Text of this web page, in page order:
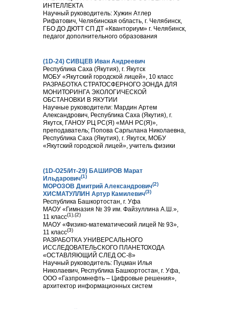
ИНТЕЛЛЕКТА
Научный руководитель: Хужин Атлер
Рифатович, Челябинская область, г. Челябинск,
ГБО ДО ДЮТТ СП ДТ «Кванториум» г. Челябинск,
педагог дополнительного образования
(1D-24) СИВЦЕВ Иван Андреевич
Республика Саха (Якутия), г. Якутск
МОБУ «Якутский городской лицей», 10 класс
РАЗРАБОТКА СТРАТОСФЕРНОГО ЗОНДА ДЛЯ
МОНИТОРИНГА ЭКОЛОГИЧЕСКОЙ
ОБСТАНОВКИ В ЯКУТИИ
Научные руководители: Мардин Артем
Александрович, Республика Саха (Якутия), г.
Якутск, ГАНОУ РЦ РС(Я) «МАН РС(Я)»,
преподаватель; Попова Саргылана Николаевна,
Республика Саха (Якутия), г. Якутск, МОБУ
«Якутский городской лицей», учитель физики
(1D-О25/Ит-29) БАШИРОВ Марат
Ильдарович(1)
МОРОЗОВ Дмитрий Александрович(2)
ХИСМАТУЛЛИН Артур Камилевич(3)
Республика Башкортостан, г. Уфа
МАОУ «Гимназия № 39 им. Файзуллина А.Ш.»,
11 класс(1),(2)
МАОУ «Физико-математический лицей № 93»,
11 класс(3)
РАЗРАБОТКА УНИВЕРСАЛЬНОГО
ИССЛЕДОВАТЕЛЬСКОГО ПЛАНЕТОХОДА
«ОСТАВЛЯЮЩИЙ СЛЕД ОС-8»
Научный руководитель: Пуцман Илья
Николаевич, Республика Башкортостан, г. Уфа,
ООО «Газпромнефть – Цифровые решения»,
архитектор информационных систем